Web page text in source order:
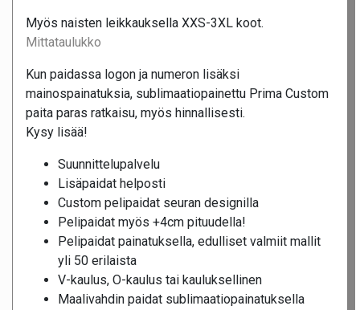
Myös naisten leikkauksella XXS-3XL koot.
Mittataulukko
Kun paidassa logon ja numeron lisäksi
mainospainatuksia, sublimaatiopainettu Prima Custom
paita paras ratkaisu, myös hinnallisesti.
Kysy lisää!
Suunnittelupalvelu
Lisäpaidat helposti
Custom pelipaidat seuran designilla
Pelipaidat myös +4cm pituudella!
Pelipaidat painatuksella, edulliset valmiit mallit
yli 50 erilaista
V-kaulus, O-kaulus tai kauluksellinen
Maalivahdin paidat sublimaatiopainatuksella